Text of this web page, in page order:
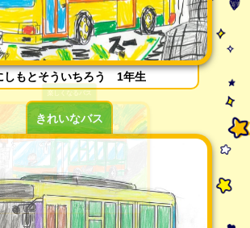
しもとそういちろう 1年生
きれいなバス